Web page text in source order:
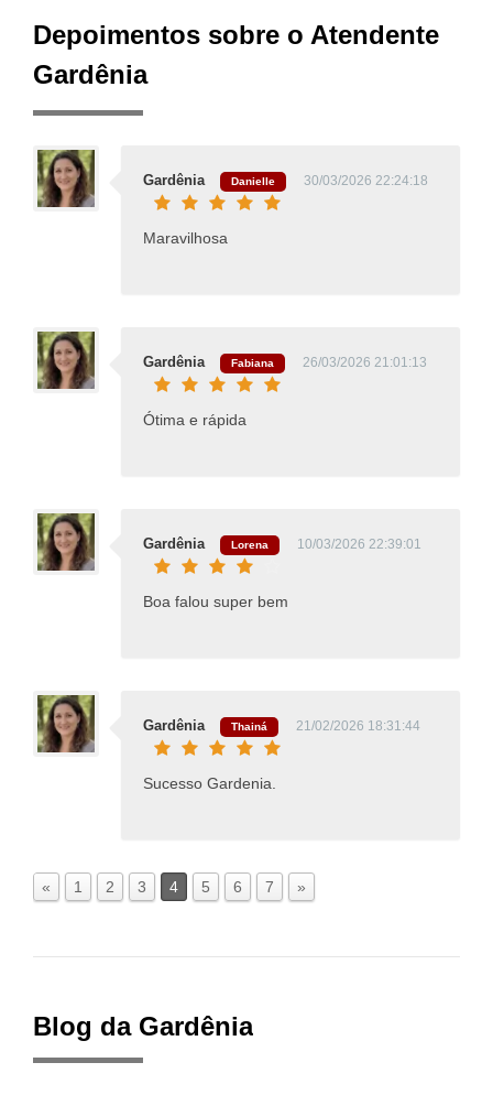
Depoimentos sobre o Atendente
Gardênia
Gardênia Danielle 30/03/2026 22:24:18
Maravilhosa
Gardênia Fabiana 26/03/2026 21:01:13
Ótima e rápida
Gardênia Lorena 10/03/2026 22:39:01
Boa falou super bem
Gardênia Thainá 21/02/2026 18:31:44
Sucesso Gardenia.
« 1 2 3 4 5 6 7 »
Blog da Gardênia